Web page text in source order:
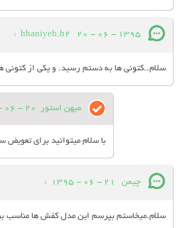
hhaniyeh.h2 20 - 06 - 1395
:
سلام..کتونی ها به دستم رسید. و یکی از
میهن استور 20 - 06 - 1395
با سلام میتوانید برای تعویض
چیمن 21 - 06 - 1395
:
سلام.میخاستم بپرسم این مدل کفش ها مناسب